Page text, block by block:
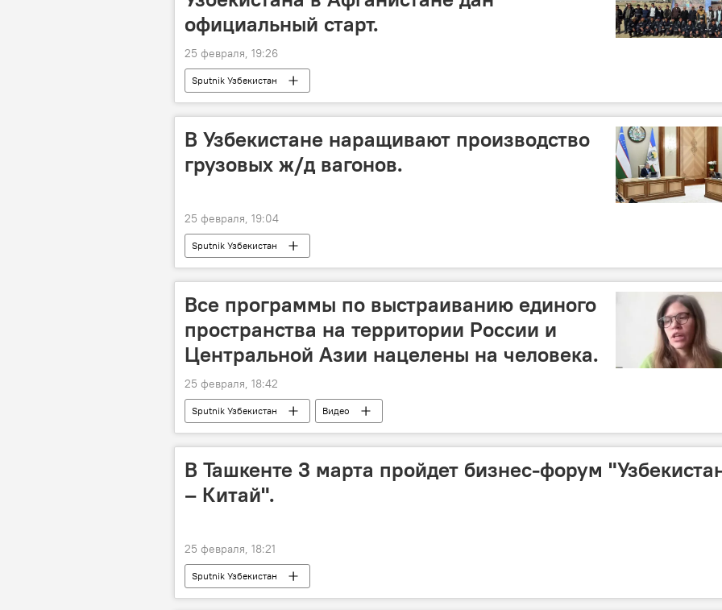
официальный старт.
25 февраля, 19:26
Sputnik Узбекистан
В Узбекистане наращивают производство
грузовых ж/д вагонов.
25 февраля, 19:04
Sputnik Узбекистан
Все программы по выстраиванию единого
пространства на территории России и
Центральной Азии нацелены на человека.
25 февраля, 18:42
Sputnik Узбекистан Видео
В Ташкенте 3 марта пройдет бизнес-форум
– Китай".
25 февраля, 18:21
Sputnik Узбекистан